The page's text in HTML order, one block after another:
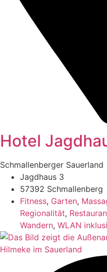
Hotel
Schmallenberger Sauerland
Jagdhaus 3
57392 Schmallenberg
Fitness, Garten,
Regionalität,
Wandern, WLAN